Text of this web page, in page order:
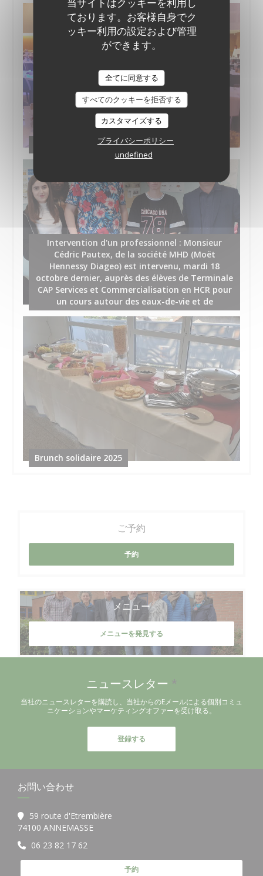
ております。お客様自身でク
ッキー利用の設定および管理
ができます。
全てに同意する
すべてのクッキーを拒否する
カスタマイズする
プライバシーポリシー
undefined
Prestation salle MLK
Intervention d'un professionnel : Monsieur
Cédric Pautex, de la société MHD (Moët
Hennessy Diageo) est intervenu, mardi 18
octobre dernier, auprès des élèves de Terminale
CAP Services et Commercialisation en HCR pour
un cours autour des eaux-de-vie et de
Brunch solidaire 2025
ご予約
予約
メニュー
メニューを発見する
ニュースレター *
当社のニュースレターを購読し、当社からのEメールによる個別コミュ
ニケーションやマーケティングオファーを受け取る。
登録する
お問い合わせ
59 route d'Etrembière
74100 ANNEMASSE((新しいウィンドウで開きます))
06 23 82 17 62
予約